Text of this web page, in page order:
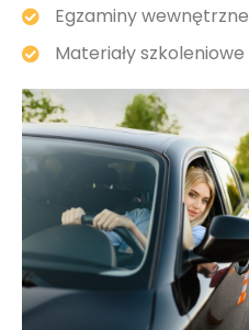
Egzaminy wewnętrzne
Materiały szkoleniowe